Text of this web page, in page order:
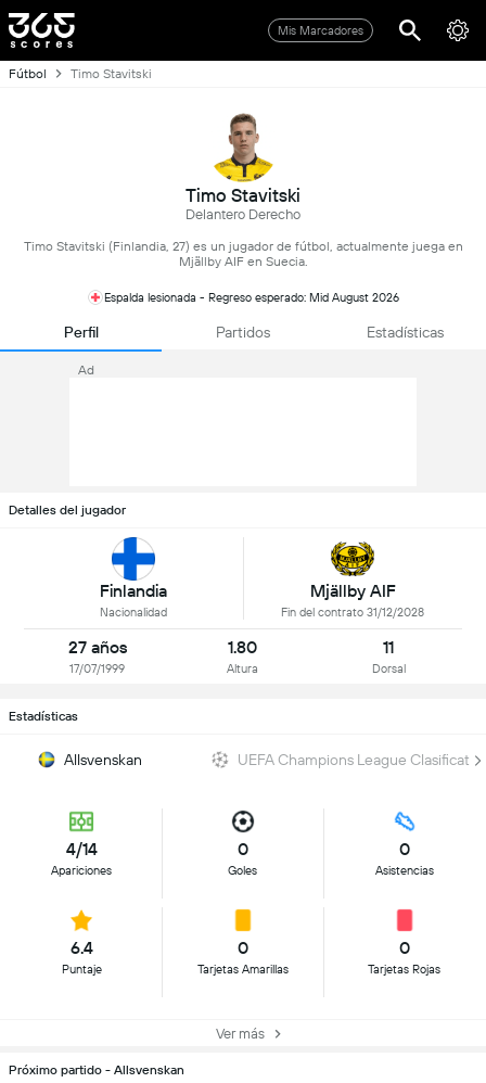
Mis Marcadores
Fútbol Timo Stavitski
Timo Stavitski
Delantero Derecho
Timo Stavitski (Finlandia, 27) es un jugador de fútbol, actualmente juega en
Mjällby AIF en Suecia.
Espalda lesionada - Regreso esperado: Mid August 2026
Perfil Partidos Estadísticas
Ad
Detalles del jugador
Finlandia
Nacionalidad
Mjällby AIF
Fin del contrato 31/12/2028
27 años
17/07/1999
1.80
Altura
11
Dorsal
Estadísticas
Allsvenskan UEFA Champions League
4/14
Apariciones
0
Goles
0
Asistencias
6.4
Puntaje
0
Tarjetas Amarillas
0
Tarjetas Rojas
Ver más
Próximo partido - Allsvenskan